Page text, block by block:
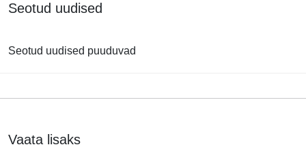
Seotud uudised
Seotud uudised puuduvad
Vaata lisaks